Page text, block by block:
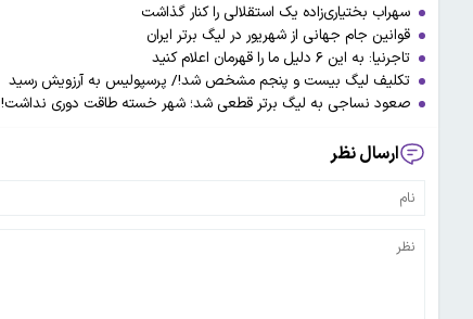
سهراب بختیاری‌زاده یک استقلالی را کنار گذاشت
قوانین جام جهانی از شهریور در لیگ برتر ایران
تاجرنیا: به این ۶ دلیل ما را قهرمان اعلام کنید
تکلیف لیگ بیست و پنجم مشخص شد!/ پرسپولیس به آرزویش رسید
صعود نساجی به لیگ برتر قطعی شد؛ شهر خسته طاقت دوری نداشت!
ارسال نظر